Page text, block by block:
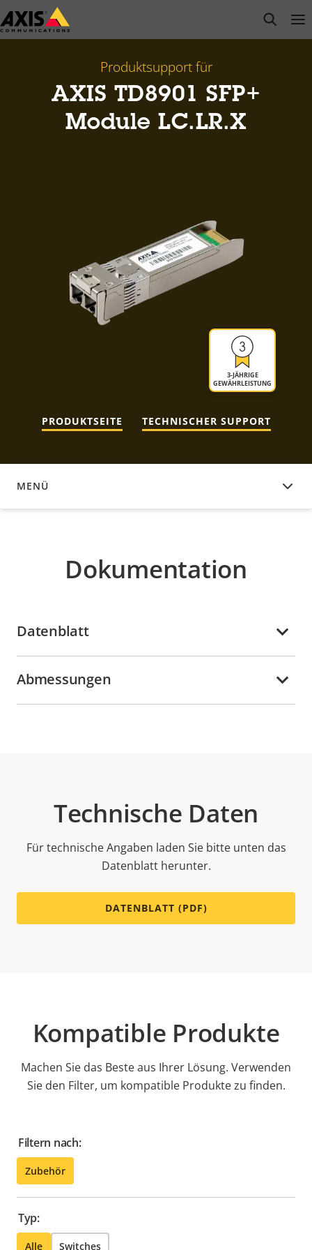
Zum
Hauptinhalt
open
Produktsupport für
AXIS TD8901 SFP+
Module LC.LR.X
3-JÄHRIGE
GEWÄHRLEISTUNG
PRODUKTSEITE TECHNISCHER SUPPORT
MENÜ
DOKUMENTATION
Dokumentation
Datenblatt
Abmessungen
Technische Daten
Für technische Angaben laden Sie bitte unten das
Datenblatt herunter.
DATENBLATT (PDF)
Kompatible Produkte
Machen Sie das Beste aus Ihrer Lösung. Verwenden
Sie den Filter, um kompatible Produkte zu finden.
Filtern nach:
Zubehör
Typ:
Alle Switches